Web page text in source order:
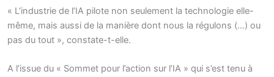
« L’industrie de l’IA pilote non seulement la technologie elle-
même, mais aussi de la manière dont nous la régulons (…) ou
pas du tout », constate-t-elle.
A l’issue du « Sommet pour l’action sur l’IA » qui s’est tenu à